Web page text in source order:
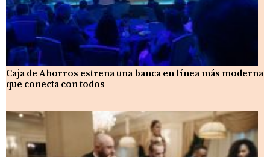
Caja de Ahorros estrena una banca en línea más moderna
que conecta con todos